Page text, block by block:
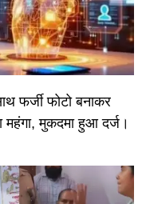
फर्जी फोटो बनाकर
महंगा, मुकदमा हुआ दर्ज।